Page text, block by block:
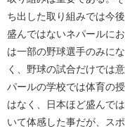
ち出した取り組みでは今
盛んではないネパールに
は一部の野球選手のみに
く、野球の試合だけでは
パールの学校では体育の
はなく、日本ほど盛んで
いて体感した事だが、ス